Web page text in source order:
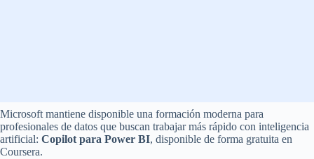
Microsoft mantiene disponible una formación moderna para
profesionales de datos que buscan trabajar más rápido con inteligencia
artificial: Copilot para Power BI, disponible de forma gratuita en
Coursera.